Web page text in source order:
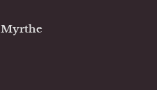
Myrthe